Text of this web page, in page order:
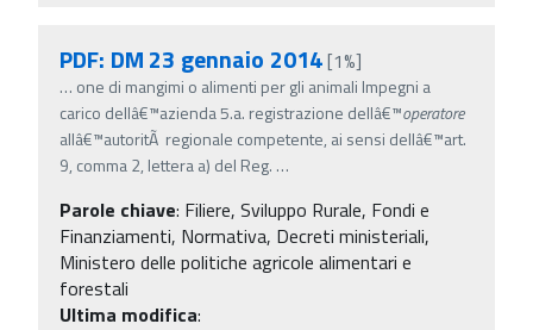
PDF: DM 23 gennaio 2014[1%]
… one di mangimi o alimenti per gli animali Impegni a
carico dellâ€™azienda 5.a. registrazione dellâ€™operatore
allâ€™autoritÃ regionale competente, ai sensi dellâ€™art.
9, comma 2, lettera a) del Reg. …
Parole chiave: Filiere, Sviluppo Rurale, Fondi e
Finanziamenti, Normativa, Decreti ministeriali,
Ministero delle politiche agricole alimentari e
forestali
Ultima modifica: